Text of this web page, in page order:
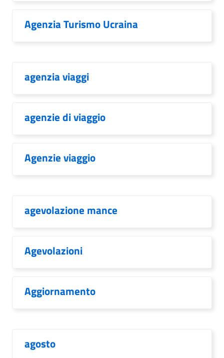
Agenzia Turismo Ucraina
agenzia viaggi
agenzie di viaggio
Agenzie viaggio
agevolazione mance
Agevolazioni
Aggiornamento
agosto